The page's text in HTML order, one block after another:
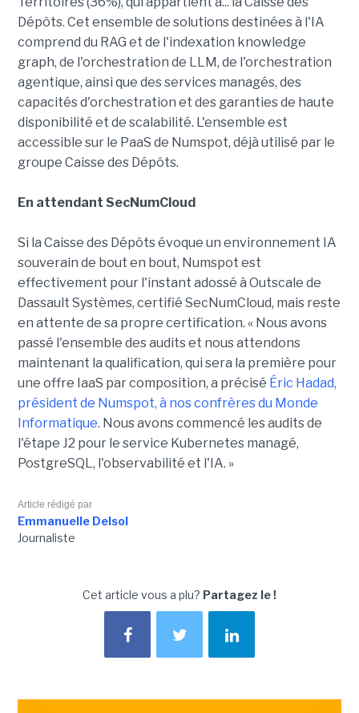
Dépôts. Cet ensemble de solutions destinées à l'IA
comprend du RAG et de l'indexation knowledge
graph, de l'orchestration de LLM, de l'orchestration
agentique, ainsi que des services managés, des
capacités d'orchestration et des garanties de haute
disponibilité et de scalabilité. L'ensemble est
accessible sur le PaaS de Numspot, déjà utilisé par le
groupe Caisse des Dépôts.
En attendant SecNumCloud
Si la Caisse des Dépôts évoque un environnement IA
souverain de bout en bout, Numspot est
effectivement pour l'instant adossé à Outscale de
Dassault Systèmes, certifié SecNumCloud, mais reste
en attente de sa propre certification. « Nous avons
passé l'ensemble des audits et nous attendons
maintenant la qualification, qui sera la première pour
une offre IaaS par composition, a précisé Éric Hadad,
président de Numspot, à nos confrères du Monde
Informatique. Nous avons commencé les audits de
l'étape J2 pour le service Kubernetes managé,
PostgreSQL, l'observabilité et l'IA. »
Article rédigé par
Emmanuelle Delsol
Journaliste
Cet article vous a plu? Partagez le !